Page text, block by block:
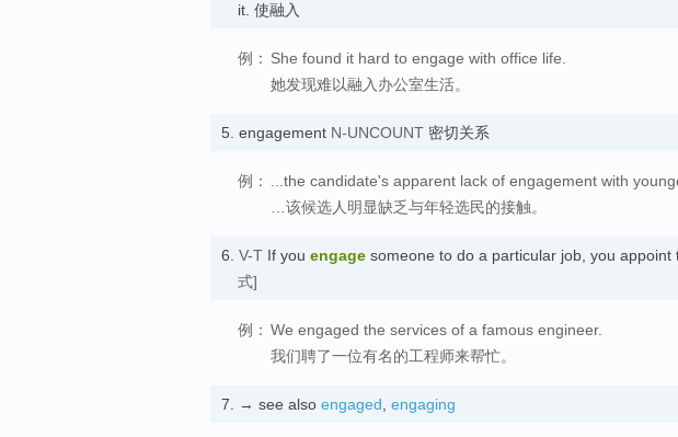
it. 使融入
例： She found it hard to engage with office life.
她发现难以融入办公室生活。
5. engagement N-UNCOUNT 密切关系
例： ...the candidate's apparent lack of engagement with
…该候选人明显缺乏与年轻选民的接触。
6. V-T If you engage someone to do a particular job, you appoint
式]
例： We engaged the services of a famous engineer.
我们聘了一位有名的工程师来帮忙。
7. → see also engaged, engaging